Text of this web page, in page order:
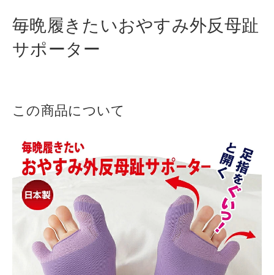
毎晩履きたいおやすみ外反母趾
サポーター
この商品について